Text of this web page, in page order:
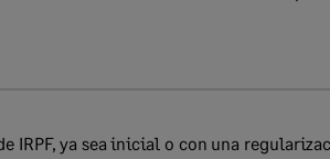
IRPF, ya sea inicial o con una